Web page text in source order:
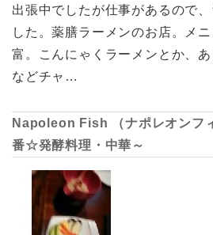
出張中でしたが仕事があるので
した。薬膳ラーメンのお店。メ
富。こんにゃくラーメンとか、
などチャ…
Napoleon Fish （ナポレオンフ
番☆発酵料理・中華～